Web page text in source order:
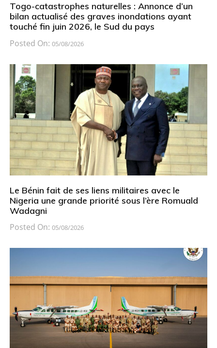
Togo-catastrophes naturelles : Annonce d’un
bilan actualisé des graves inondations ayant
touché fin juin 2026, le Sud du pays
Posted On: 05/08/2026
Le Bénin fait de ses liens militaires avec le
Nigeria une grande priorité sous l’ère Romuald
Wadagni
Posted On: 05/08/2026